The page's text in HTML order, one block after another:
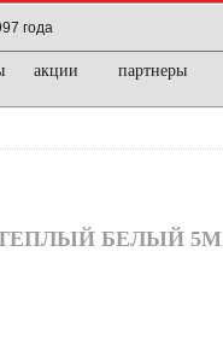
года
акции партнеры
ТЕПЛЫЙ БЕЛЫЙ 5М